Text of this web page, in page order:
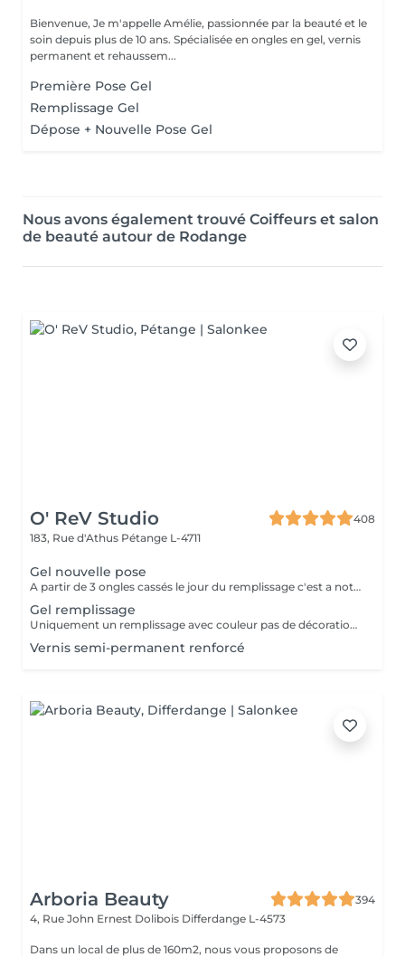
Bienvenue, Je m'appelle Amélie, passionnée par la beauté et le
soin depuis plus de 10 ans. Spécialisée en ongles en gel, vernis
permanent et rehaussem...
Première Pose Gel
Remplissage Gel
Dépose + Nouvelle Pose Gel
Nous avons également trouvé Coiffeurs et salon
de beauté autour de Rodange
O' ReV Studio
408
183, Rue d'Athus Pétange L-4711
Gel nouvelle pose
A partir de 3 ongles cassés le jour du remplissage c'est a noter une nouvelle pose.
Gel remplissage
Uniquement un remplissage avec couleur pas de décoration inclus.
Vernis semi-permanent renforcé
Arboria Beauty
394
4, Rue John Ernest Dolibois Differdange L-4573
Dans un local de plus de 160m2, nous vous proposons de